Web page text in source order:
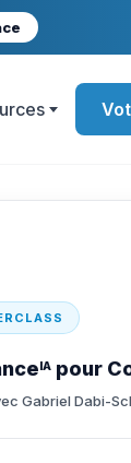
IA pour
Gabriel Dabi-